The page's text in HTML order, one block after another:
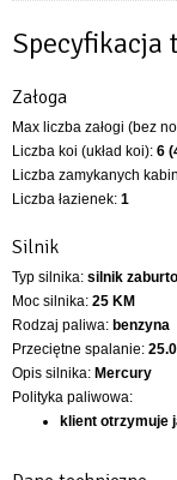
Specyfikacja
Załoga
Max liczba załogi (bez
Liczba koi (układ koi): 6
Liczba zamykanych
Liczba łazienek: 1
Silnik
Typ silnika: silnik
Moc silnika: 25 KM
Rodzaj paliwa: benzyna
Przeciętne spalanie:
Opis silnika: Mercury
Polityka paliwowa:
klient otrzymuje